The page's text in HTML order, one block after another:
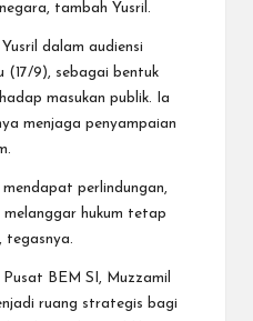
tambah Yusril.
dalam audiensi
(17/9), sebagai bentuk
masukan publik. Ia
menjaga penyampaian
mendapat perlindungan,
hukum tetap
tegasnya.
BEM SI, Muzzamil
ruang strategis bagi